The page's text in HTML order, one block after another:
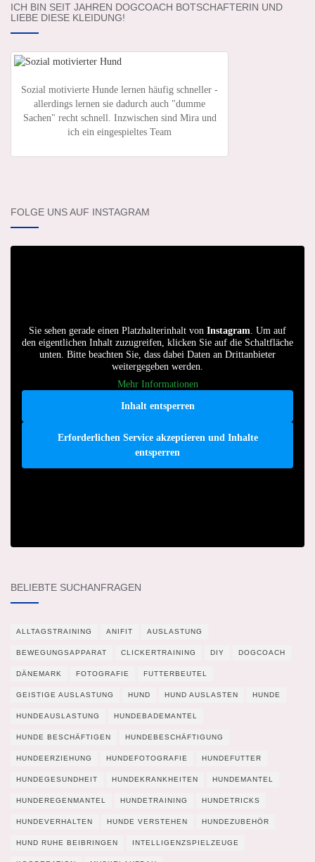
ICH BIN SEIT JAHREN DOGCOACH BOTSCHAFTERIN UND
LIEBE DIESE KLEIDUNG!
Sozial motivierte Hunde lernen häufig schneller -
allerdings lernen sie dadurch auch "dumme
Sachen" recht schnell. Inzwischen sind Mira und
ich ein eingespieltes Team
FOLGE UNS AUF INSTAGRAM
Sie sehen gerade einen Platzhalterinhalt von Instagram. Um auf
den eigentlichen Inhalt zuzugreifen, klicken Sie auf die Schaltfläche
unten. Bitte beachten Sie, dass dabei Daten an Drittanbieter
weitergegeben werden.
Mehr Informationen
Inhalt entsperren
Erforderlichen Service akzeptieren und Inhalte
entsperren
BELIEBTE SUCHANFRAGEN
ALLTAGSTRAINING ANIFIT AUSLASTUNG
BEWEGUNGSAPPARAT CLICKERTRAINING DIY DOGCOACH
DÄNEMARK FOTOGRAFIE FUTTERBEUTEL
GEISTIGE AUSLASTUNG HUND HUND AUSLASTEN HUNDE
HUNDEAUSLASTUNG HUNDEBADEMANTEL
HUNDE BESCHÄFTIGEN HUNDEBESCHÄFTIGUNG
HUNDEERZIEHUNG HUNDEFOTOGRAFIE HUNDEFUTTER
HUNDEGESUNDHEIT HUNDEKRANKHEITEN HUNDEMANTEL
HUNDEREGENMANTEL HUNDETRAINING HUNDETRICKS
HUNDEVERHALTEN HUNDE VERSTEHEN HUNDEZUBEHÖR
HUND RUHE BEIBRINGEN INTELLIGENZSPIELZEUGE